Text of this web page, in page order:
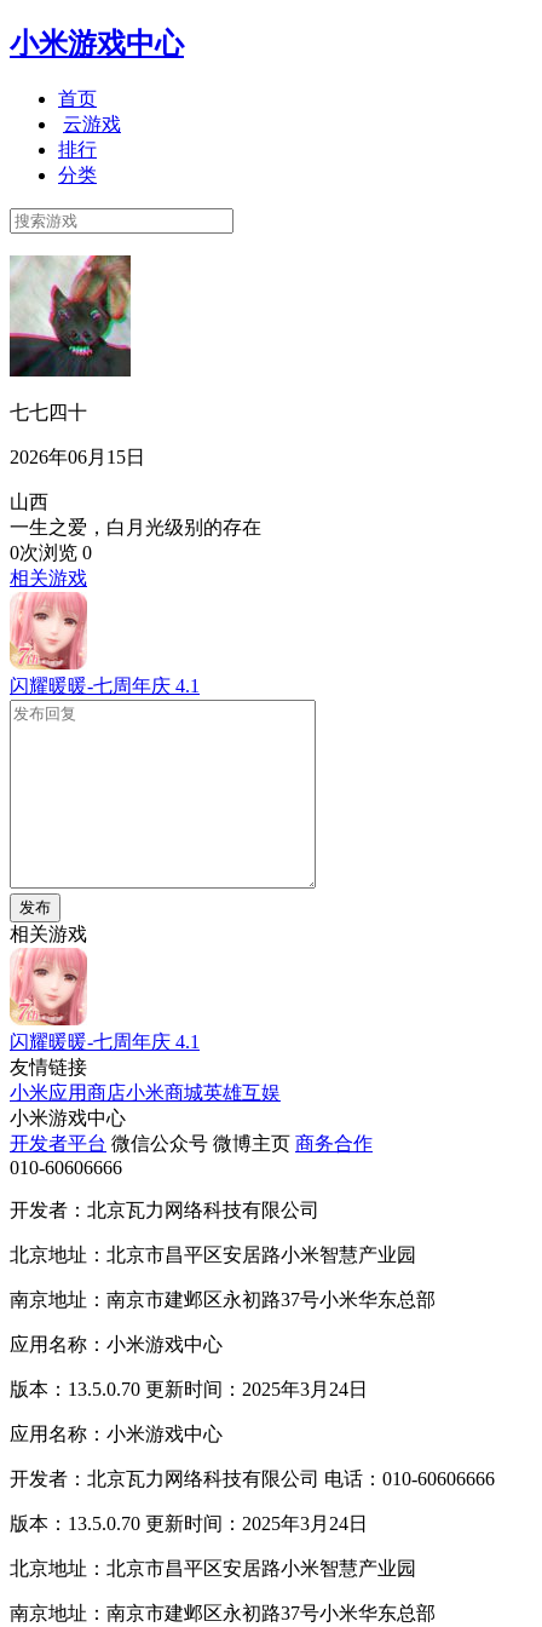
小米游戏中心
首页
云游戏
排行
分类
七七四十
2026年06月15日
山西
一生之爱，白月光级别的存在
0次浏览 0
相关游戏
闪耀暖暖-七周年庆 4.1
发布
相关游戏
闪耀暖暖-七周年庆 4.1
友情链接
小米应用商店小米商城英雄互娱
小米游戏中心
开发者平台 微信公众号 微博主页 商务合作
010-60606666
开发者：北京瓦力网络科技有限公司
北京地址：北京市昌平区安居路小米智慧产业园
南京地址：南京市建邺区永初路37号小米华东总部
应用名称：小米游戏中心
版本：13.5.0.70 更新时间：2025年3月24日
应用名称：小米游戏中心
开发者：北京瓦力网络科技有限公司 电话：010-60606666
版本：13.5.0.70 更新时间：2025年3月24日
北京地址：北京市昌平区安居路小米智慧产业园
南京地址：南京市建邺区永初路37号小米华东总部